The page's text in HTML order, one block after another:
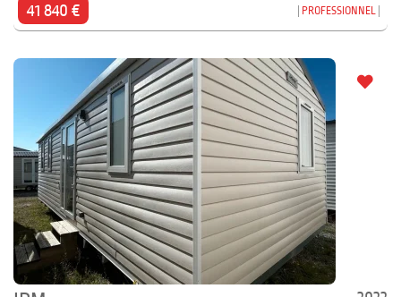
41 840 € PROFESSIONNEL